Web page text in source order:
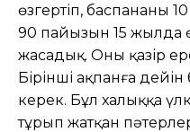
өзгертіп, баспананың
90 пайызын 15 жылда
жасадық. Оны қазір
Бірінші ақпанға
керек. Бұл халыққа
тұрып жатқан